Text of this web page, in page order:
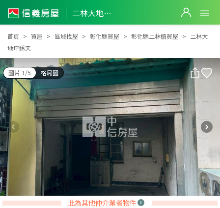
二林大地坪透天
二林大地坪透天
首頁 買屋 區域找屋 彰化縣買屋 彰化縣二林鎮買屋
二林大
地坪透天
圖片 1/5 格局圖
此為其他仲介業者物件